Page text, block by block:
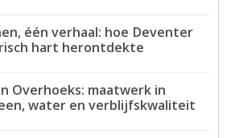
één verhaal: hoe Deventer
hart herontdekte
Overhoeks: maatwerk in
water en verblijfskwaliteit